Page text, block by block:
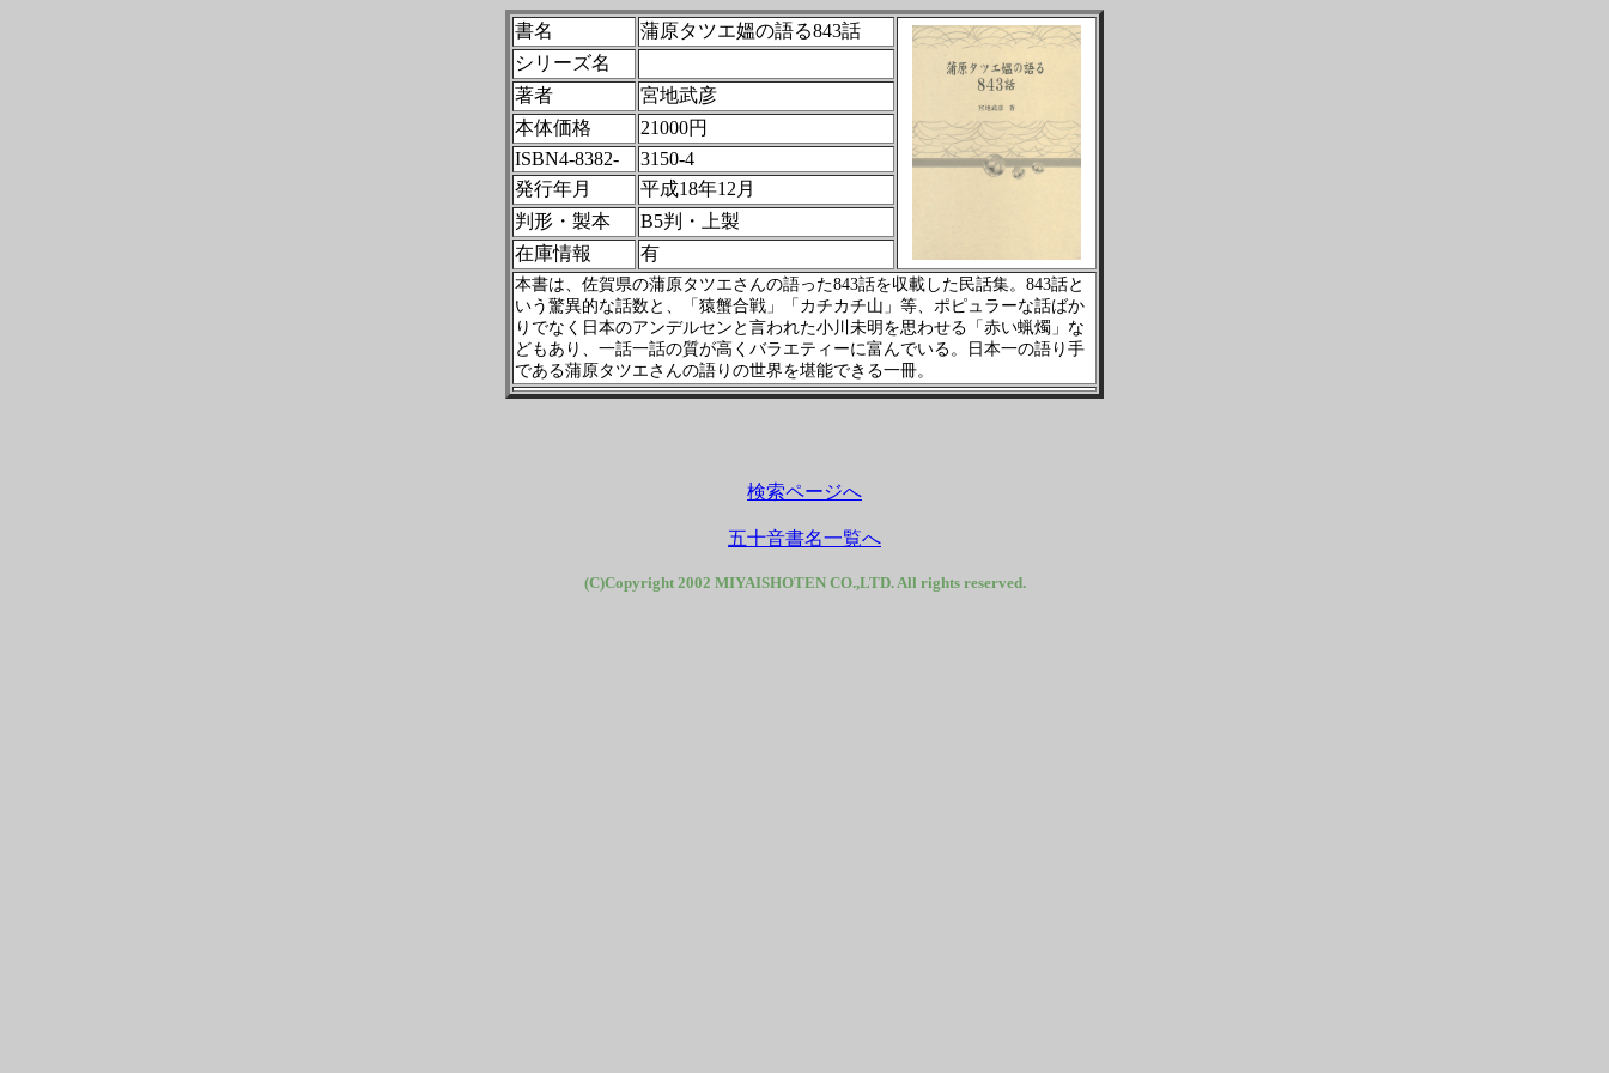
書名
蒲原タツエ媼の語る843話
シリーズ名
著者
宮地武彦
本体価格
21000円
ISBN4-8382-
3150-4
発行年月
平成18年12月
判形・製本
B5判・上製
在庫情報
有
本書は、佐賀県の蒲原タツエさんの語った843話を収載した民話集。 843話と
いう驚異的な話数と、「猿蟹合戦」「カチカチ山」等、ポピュラーな話ばか
りでなく日本のアンデルセンと言われた小川未明を思わせる「赤い蝋燭」な
どもあり、一話一話の質が高くバラエティーに富んでいる。日本一の語り手
である蒲原タツエさんの語りの世界を堪能できる一冊。
検索ページへ
五十音書名一覧へ
(C)Copyright 2002 MIYAISHOTEN CO.,LTD. All rights reserved.